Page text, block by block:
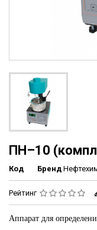
ПН–10
Код Бренд
Рейтинг
Аппарат для